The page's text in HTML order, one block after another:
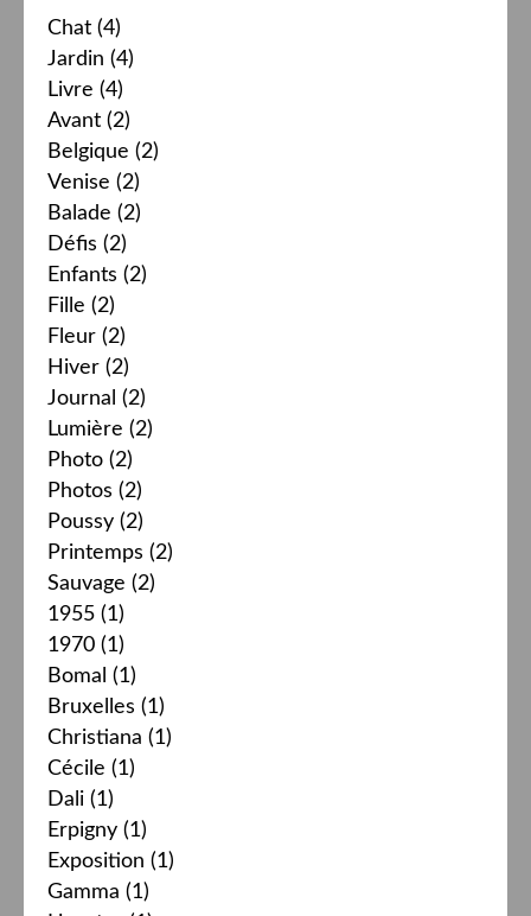
Chat (4)
Jardin (4)
Livre (4)
Avant (2)
Belgique (2)
Venise (2)
Balade (2)
Défis (2)
Enfants (2)
Fille (2)
Fleur (2)
Hiver (2)
Journal (2)
Lumière (2)
Photo (2)
Photos (2)
Poussy (2)
Printemps (2)
Sauvage (2)
1955 (1)
1970 (1)
Bomal (1)
Bruxelles (1)
Christiana (1)
Cécile (1)
Dali (1)
Erpigny (1)
Exposition (1)
Gamma (1)